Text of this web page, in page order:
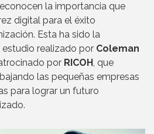
la importancia que
digital para el éxito
Esta ha sido la
realizado por Coleman
por RICOH, que
las pequeñas empresas
para lograr un futuro